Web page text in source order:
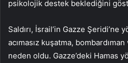
psikolojik destek beklediğini
Saldırı, İsrail’in Gazze Şeridi’ne
acımasız kuşatma,
neden oldu. Gazze’deki Hamas